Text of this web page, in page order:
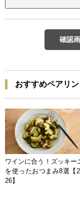
確認
おすすめペアリ
ワインに合う！ズッキー
を使ったおつまみ8選【
26】